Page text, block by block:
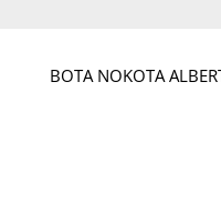
BOTA NOKOTA